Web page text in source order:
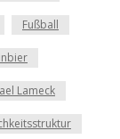
Fußball
Lameck